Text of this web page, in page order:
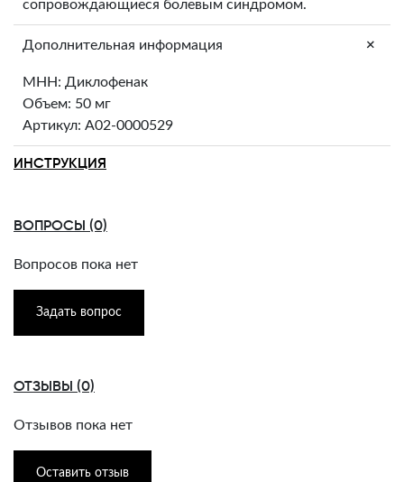
сопровождающиеся болевым синдромом.
Дополнительная информация +
МНН: Диклофенак
Объем: 50 мг
Артикул: A02-0000529
ИНСТРУКЦИЯ
ВОПРОСЫ (0)
Вопросов пока нет
Задать вопрос
ОТЗЫВЫ (0)
Отзывов пока нет
Оставить отзыв